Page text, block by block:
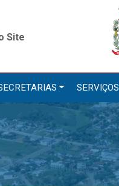
Site
SERVIÇOS
Secretarias
e Meio Ambiente